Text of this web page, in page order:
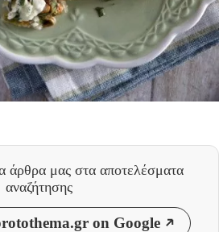
άρθρα μας στα αποτελέσματα
αναζήτησης
on Google